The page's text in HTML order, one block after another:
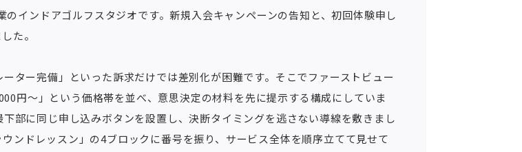
インドアゴルフスタジオです。新規入会キャンペーンの告知と、初回体験申し
た。
ター完備」といった訴求だけでは差別化が困難です。そこでファーストビュー
円〜」という価格帯を並べ、意思決定の材料を先に提示する構成にしていま
部に同じ申し込みボタンを設置し、決断タイミングを逃さない導線を敷きまし
ンドレッスン」の4ブロックに番号を振り、サービス全体を順序立てて見せて